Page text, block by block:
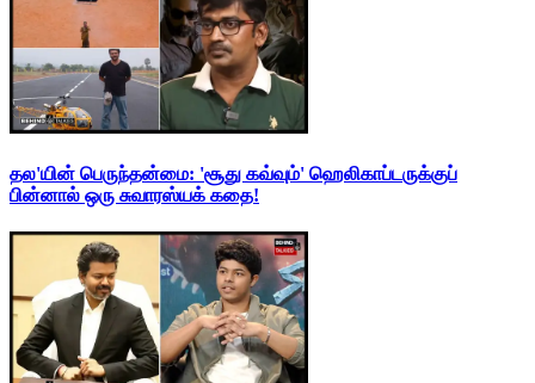
தல'யின் பெருந்தன்மை: 'சூது கவ்வும்' ஹெலிகாப்டருக்குப்
பின்னால் ஒரு சுவாரஸ்யக் கதை!